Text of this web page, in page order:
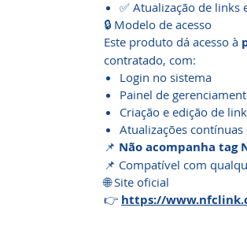
✅ Atualização de links
🔒 Modelo de acesso
Este produto dá acesso à
contratado, com:
Login no sistema
Painel de
Criação e edição de
Atualizações
📌 Não acompanha tag
📌 Compatível com
🌐 Site oficial
👉 https://